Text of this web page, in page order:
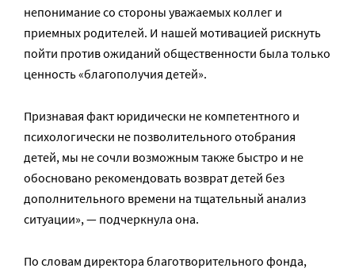
непонимание со стороны уважаемых коллег и
приемных родителей. И нашей мотивацией рискнуть
пойти против ожиданий общественности была только
ценность «благополучия детей».
Признавая факт юридически не компетентного и
психологически не позволительного отобрания
детей, мы не сочли возможным также быстро и не
обосновано рекомендовать возврат детей без
дополнительного времени на тщательный анализ
ситуации», — подчеркнула она.
По словам директора благотворительного фонда,